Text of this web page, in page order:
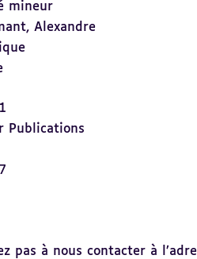
mineur
Alexandre
Publications
pas à nous contacter à